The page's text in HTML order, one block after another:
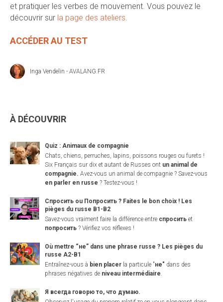
et pratiquer les verbes de mouvement. Vous pouvez le
découvrir sur la page des ateliers
ACCÉDER AU TEST
Inga Vendelin - AVALANG.FR
À DÉCOUVRIR
Quiz : Animaux de compagnie
Chats, chiens, perruches, lapins, poissons rouges ou furets !
Six Français sur dix et autant de Russes ont un animal de
compagnie. Avez-vous un animal de compagnie ? Savez-vous
en parler en russe ? Testez-vous !
Спросить ou Попросить ? Faites le bon choix ! Les
pièges du russe B1-B2
Savez-vous vraiment faire la différence entre спросить et
попросить ? Vérifiez vos réflexes !
Où mettre “не” dans une phrase russe ? Les pièges du
russe A2-B1
Entraînez-vous à bien placer la particule "не" dans des
phrases négatives de niveau intermédiaire
Я всегда говорю то, что думаю.